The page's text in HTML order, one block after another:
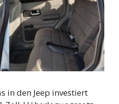
in den Jeep investiert